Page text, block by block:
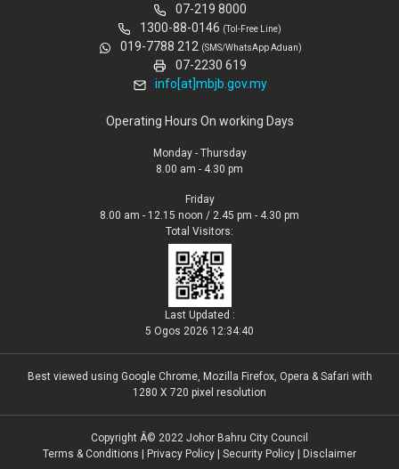
07-219 8000
1300-88-0146 (Tol-Free Line)
019-7788 212 (SMS/WhatsApp Aduan)
07-2230 619
info[at]mbjb.gov.my
Operating Hours On working Days
Monday - Thursday
8.00 am - 4.30 pm
Friday
8.00 am - 12.15 noon / 2.45 pm - 4.30 pm
Total Visitors:
Last Updated :
5 Ogos 2026 12:34:40
Best viewed using Google Chrome, Mozilla Firefox, Opera & Safari with
1280 X 720 pixel resolution
Copyright Â© 2022 Johor Bahru City Council
Terms & Conditions
Privacy Policy Security Policy Disclaimer